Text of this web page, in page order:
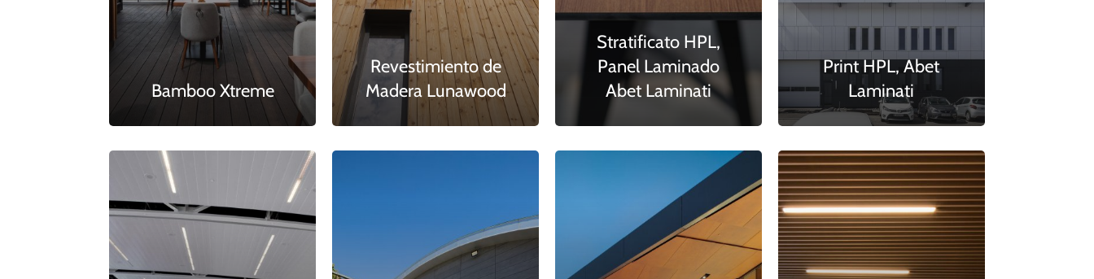
Bamboo Xtreme
Revestimiento de
Madera Lunawood
Stratificato HPL,
Panel Laminado
Abet Laminati
Print HPL, Abet
Laminati